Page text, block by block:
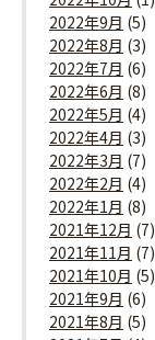
2022年9月 (5)
2022年8月 (3)
2022年7月 (6)
2022年6月 (8)
2022年5月 (4)
2022年4月 (3)
2022年3月 (7)
2022年2月 (4)
2022年1月 (8)
2021年12月 (7)
2021年11月 (7)
2021年10月 (5)
2021年9月 (6)
2021年8月 (5)